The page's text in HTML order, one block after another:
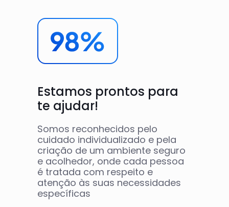
Estamos prontos para
te ajudar!
Somos reconhecidos pelo
cuidado individualizado e pela
criação de um ambiente seguro
e acolhedor, onde cada pessoa
é tratada com respeito e
atenção às suas necessidades
específicas